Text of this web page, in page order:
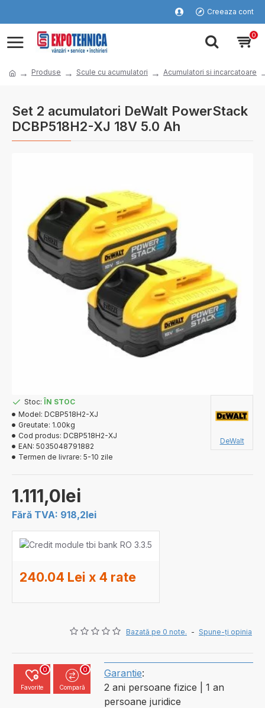
Creeaza cont
0
Produse Scule cu acumulatori Acumulatori si incarcatoare
Set 2 acumulatori DeWalt PowerStack
DCBP518H2-XJ 18V 5.0 Ah
Bazată pe 0 note. - Spune-ţi opinia
1.111,0lei
Fără TVA: 918,2lei
Stoc: ÎN STOC
Model: DCBP518H2-XJ
Greutate: 1.00kg
Cod produs: DCBP518H2-XJ
EAN: 5035048791882
Termen de livrare: 5-10 zile
DeWalt
240.04 Lei x 4 rate
Favorite
0
Compară
0 Garantie:
2 ani persoane fizice | 1 an
persoane juridice